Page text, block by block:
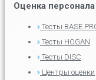
Оценка персонала
Тесты
Тесты HOGAN
Тесты DISC
Центры оценки